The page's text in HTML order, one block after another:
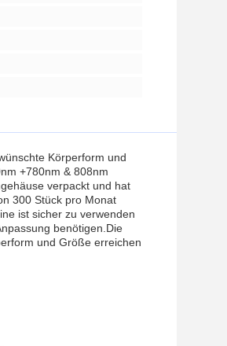
Körperform und
+780nm & 808nm
verpackt und hat
300 Stück pro Monat
ist sicher zu verwenden
benötigen.Die
und Größe erreichen